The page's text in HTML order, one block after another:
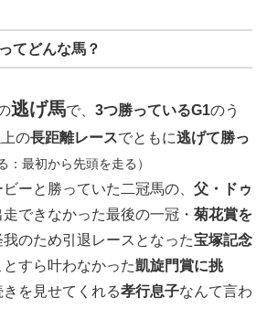
てどんな馬？
逃げ馬で、 3つ勝っているG1のう
の長距離レースでともに逃げて勝っ
：最初から先頭を走る）
ーと勝っていた二冠馬の、 父・ドゥ
できなかった最後の一冠・ 菊花賞を
我のため引退レースとなった宝塚記念
とすら叶わなかった凱旋門賞に挑
を見せてくれる孝行息子なんて言わ